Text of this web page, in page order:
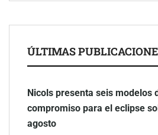
ÚLTIMAS
Nicols presenta seis modelos
compromiso para el eclipse
agosto